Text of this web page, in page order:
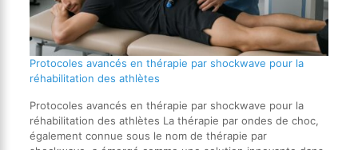
Protocoles avancés en thérapie par shockwave pour la
réhabilitation des athlètes
Protocoles avancés en thérapie par shockwave pour la
réhabilitation des athlètes La thérapie par ondes de choc,
également connue sous le nom de thérapie par